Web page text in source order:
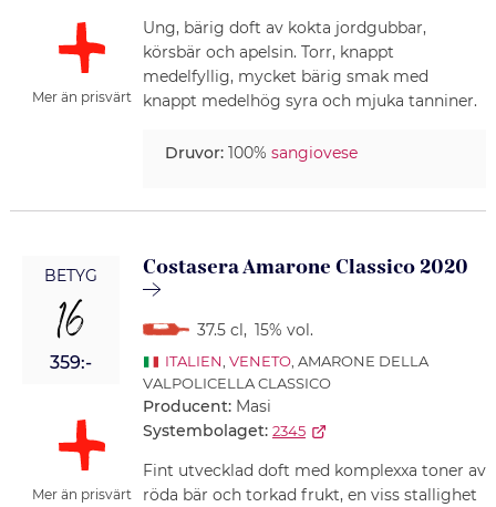
Mer än prisvärt
Ung, bärig doft av kokta jordgubbar,
körsbär och apelsin. Torr, knappt
medelfyllig, mycket bärig smak med
knappt medelhög syra och mjuka tanniner.
Druvor:100% sangiovese
BETYG
16
359:-
Mer än prisvärt
Costasera Amarone Classico 2020
37.5 cl , 15% vol.
ITALIEN, VENETO, AMARONE DELLA
VALPOLICELLA CLASSICO
Producent: Masi
Systembolaget: 2345
Fint utvecklad doft med komplexxa toner av
röda bär och torkad frukt, en viss stallighet